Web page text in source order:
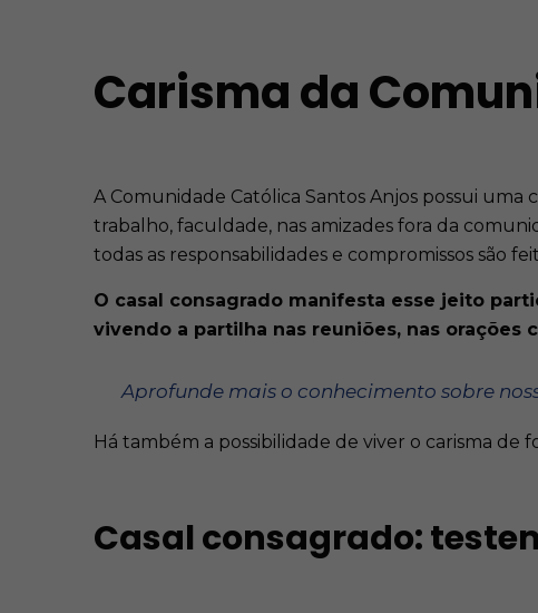
Carisma da
A Comunidade Católica Santos Anjos possui
trabalho, faculdade, nas amizades fora da
todas as responsabilidades e compromissos são
O casal consagrado manifesta esse jeito
vivendo a partilha nas reuniões, nas orações
Aprofunde mais o conhecimento sobre
Há também a possibilidade de viver o carisma de
Casal consagrado: